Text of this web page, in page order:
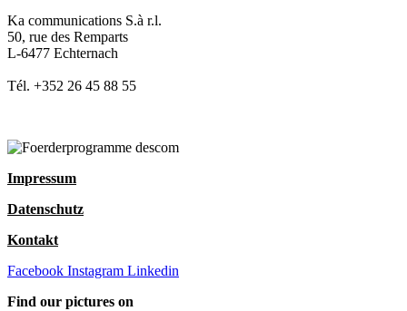
Ka communications S.à r.l.
50, rue des Remparts
L-6477 Echternach
Tél. +352 26 45 88 55
Impressum
Datenschutz
Kontakt
Facebook Instagram Linkedin
Find our pictures on